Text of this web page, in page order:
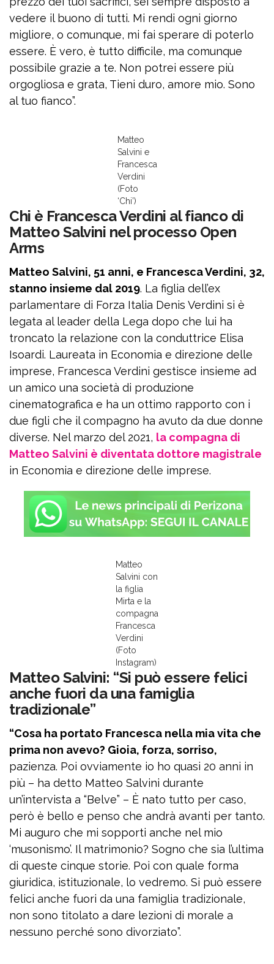
vedere il buono di tutti. Mi rendi ogni giorno
migliore, o comunque, mi fai sperare di poterlo
essere. È vero, è tutto difficile, ma comunque
possibile grazie a te. Non potrei essere più
orgogliosa e grata, Tieni duro, amore mio. Sono
al tuo fianco”.
Matteo
Salvini e
Francesca
Verdini
(Foto
‘Chi’)
Chi è Francesca Verdini al fianco di
Matteo Salvini nel processo Open
Arms
Matteo Salvini, 51 anni, e Francesca Verdini, 32,
stanno insieme dal 2019. La figlia dell’ex
parlamentare di Forza Italia Denis Verdini si è
legata al leader della Lega dopo che lui ha
troncato la relazione con la conduttrice Elisa
Isoardi. Laureata in Economia e direzione delle
imprese, Francesca Verdini gestisce insieme ad
un amico una società di produzione
cinematografica e ha un ottimo rapporto con i
due figli che il compagno ha avuto da due donne
diverse. Nel marzo del 2021, la compagna di
Matteo Salvini è diventata dottore magistrale
in Economia e direzione delle imprese.
Matteo
Salvini con
la figlia
Mirta e la
compagna
Francesca
Verdini
(Foto
Instagram)
Matteo Salvini: “Si può essere felici
anche fuori da una famiglia
tradizionale”
“Cosa ha portato Francesca nella mia vita che
prima non avevo? Gioia, forza, sorriso,
pazienza. Poi ovviamente io ho quasi 20 anni in
più – ha detto Matteo Salvini durante
un’intervista a “Belve” – È nato tutto per caso,
però è bello e penso che andrà avanti per tanto.
Mi auguro che mi sopporti anche nel mio
‘musonismo’. Il matrimonio? Sogno che sia l’ultima
di queste cinque storie. Poi con quale forma
giuridica, istituzionale, lo vedremo. Si può essere
felici anche fuori da una famiglia tradizionale,
non sono titolato a dare lezioni di morale a
nessuno perché sono divorziato”.